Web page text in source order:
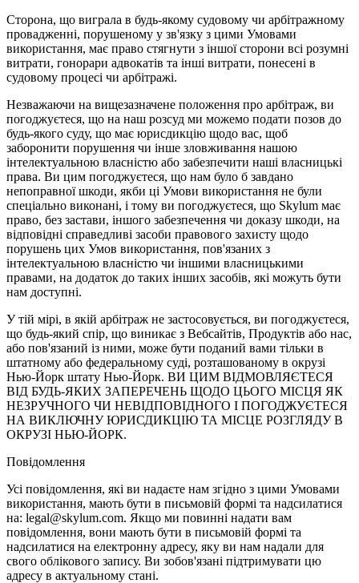
Сторона, що виграла в будь-якому судовому чи арбітражному
провадженні, порушеному у зв'язку з цими Умовами
використання, має право стягнути з іншої сторони всі розумні
витрати, гонорари адвокатів та інші витрати, понесені в
судовому процесі чи арбітражі.
Незважаючи на вищезазначене положення про арбітраж, ви
погоджуєтеся, що на наш розсуд ми можемо подати позов до
будь-якого суду, що має юрисдикцію щодо вас, щоб
заборонити порушення чи інше зловживання нашою
інтелектуальною власністю або забезпечити наші власницькі
права. Ви цим погоджуєтеся, що нам було б завдано
непоправної шкоди, якби ці Умови використання не були
спеціально виконані, і тому ви погоджуєтеся, що Skylum має
право, без застави, іншого забезпечення чи доказу шкоди, на
відповідні справедливі засоби правового захисту щодо
порушень цих Умов використання, пов'язаних з
інтелектуальною власністю чи іншими власницькими
правами, на додаток до таких інших засобів, які можуть бути
нам доступні.
У тій мірі, в якій арбітраж не застосовується, ви погоджуєтеся,
що будь-який спір, що виникає з Вебсайтів, Продуктів або нас,
або пов'язаний із ними, може бути поданий вами тільки в
штатному або федеральному суді, розташованому в окрузі
Нью-Йорк штату Нью-Йорк. ВИ ЦИМ ВІДМОВЛЯЄТЕСЯ
ВІД БУДЬ-ЯКИХ ЗАПЕРЕЧЕНЬ ЩОДО ЦЬОГО МІСЦЯ ЯК
НЕЗРУЧНОГО ЧИ НЕВІДПОВІДНОГО І ПОГОДЖУЄТЕСЯ
НА ВИКЛЮЧНУ ЮРИСДИКЦІЮ ТА МІСЦЕ РОЗГЛЯДУ В
ОКРУЗІ НЬЮ-ЙОРК.
Повідомлення
Усі повідомлення, які ви надаєте нам згідно з цими Умовами
використання, мають бути в письмовій формі та надсилатися
на: legal@skylum.com. Якщо ми повинні надати вам
повідомлення, вони мають бути в письмовій формі та
надсилатися на електронну адресу, яку ви нам надали для
свого облікового запису. Ви зобов'язані підтримувати цю
адресу в актуальному стані.